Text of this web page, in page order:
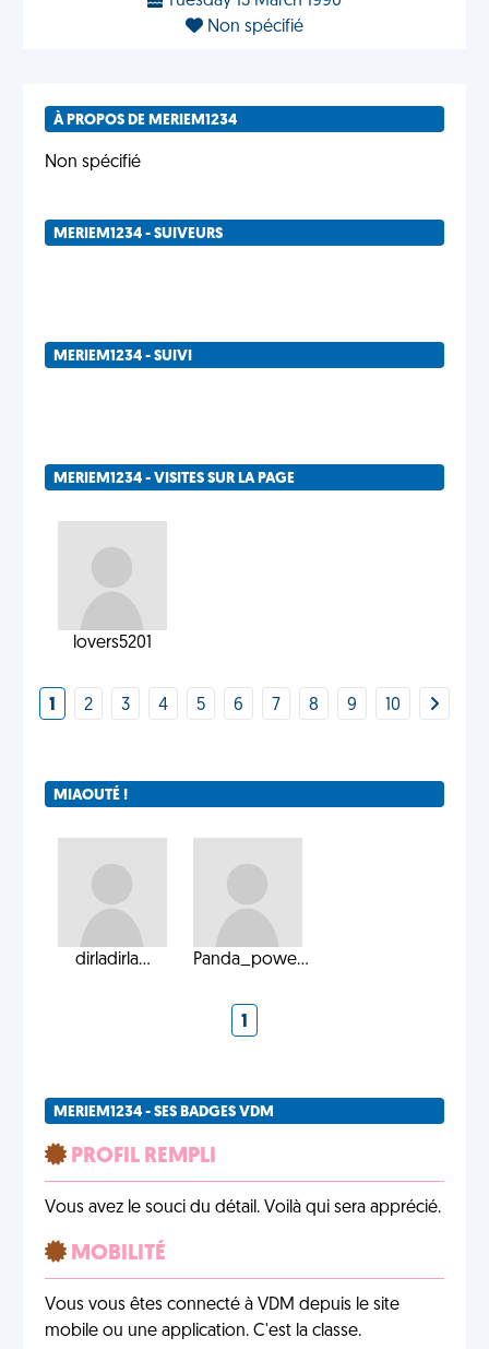
Non spécifié
À PROPOS DE MERIEM1234
Non spécifié
MERIEM1234 - SUIVEURS
MERIEM1234 - SUIVI
MERIEM1234 - VISITES SUR LA PAGE
lovers5201
1 2 3 4 5 6 7 8 9 10
MIAOUTÉ !
dirladirla... Panda_powe...
1
MERIEM1234 - SES BADGES VDM
PROFIL REMPLI
Vous avez le souci du détail. Voilà qui sera apprécié.
MOBILITÉ
Vous vous êtes connecté à VDM depuis le site
mobile ou une application. C'est la classe.